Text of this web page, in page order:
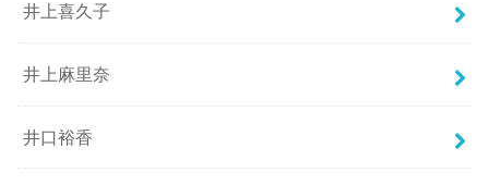
井上喜久子
井上麻里奈
井口裕香